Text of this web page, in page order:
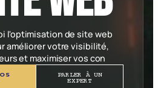
l'optimisation de site web
améliorer votre visibilité,
et maximiser vos con
PARLER À UN
EXPERT